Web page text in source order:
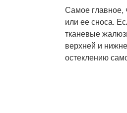
Самое главное,
или ее сноса.
тканевые
верхней и
остеклению